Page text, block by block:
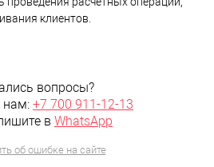
клиентов.
вопросы?
нам: +7 700 911-12-13
в WhatsApp
об ошибке на сайте